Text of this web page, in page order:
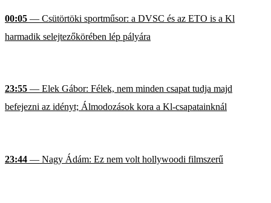
00:05 — Csütörtöki sportműsor: a DVSC és az ETO is a Kl
harmadik selejtezőkörében lép pályára
23:55 — Elek Gábor: Félek, nem minden csapat tudja majd
befejezni az idényt; Álmodozások kora a Kl-csapatainknál
23:44 — Nagy Ádám: Ez nem volt hollywoodi filmszerű